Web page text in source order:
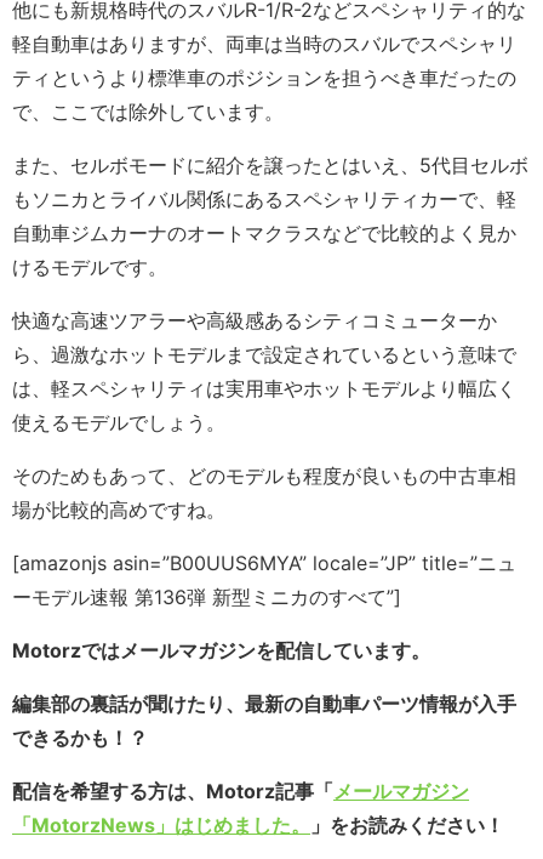
他にも新規格時代のスバルR-1/R-2などスペシャリティ的な
軽自動車はありますが、両車は当時のスバルでスペシャリ
ティというより標準車のポジションを担うべき車だったの
で、ここでは除外しています。
また、セルボモードに紹介を譲ったとはいえ、5代目セルボ
もソニカとライバル関係にあるスペシャリティカーで、軽
自動車ジムカーナのオートマクラスなどで比較的よく見か
けるモデルです。
快適な高速ツアラーや高級感あるシティコミューターか
ら、過激なホットモデルまで設定されているという意味で
は、軽スペシャリティは実用車やホットモデルより幅広く
使えるモデルでしょう。
そのためもあって、どのモデルも程度が良いもの中古車相
場が比較的高めですね。
[amazonjs asin=”B00UUS6MYA” locale=”JP” title=”ニュ
ーモデル速報 第136弾 新型ミニカのすべて”]
Motorzではメールマガジンを配信しています。
編集部の裏話が聞けたり、最新の自動車パーツ情報が入手
できるかも！？
配信を希望する方は、Motorz記事「メールマガジン
「MotorzNews」はじめました。
」をお読みください！